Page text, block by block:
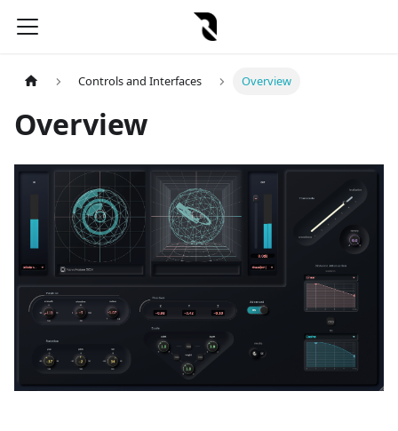
Controls and Interfaces Overview
Overview